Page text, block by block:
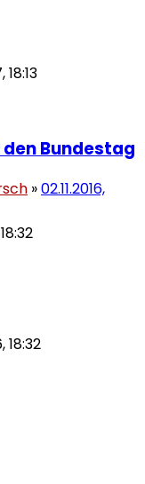
18:13
Bundestag
»02.11.2016,
18:32